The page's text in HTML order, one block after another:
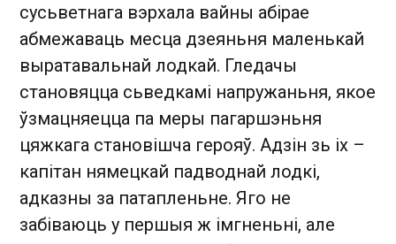
сусьветнага вэрхала вайны абірае
абмежаваць месца дзеяньня маленькай
выратавальнай лодкай. Гледачы
становяцца сьведкамі напружаньня, якое
ўзмацняецца па меры пагаршэньня
цяжкага становішча герояў. Адзін зь іх –
капітан нямецкай падводнай лодкі,
адказны за патапленьне. Яго не
забіваюць у першыя ж імгненьні, але